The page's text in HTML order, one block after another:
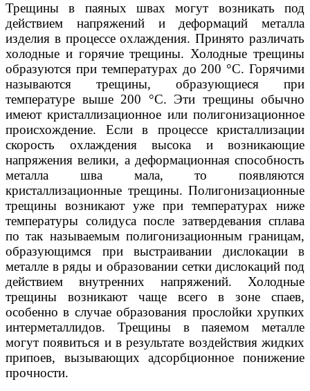
Трещины в паяных швах могут возникать под
действием напряжений и деформаций металла
изделия в процессе охлаждения. Принято различать
холодные и горячие трещины. Холодные трещины
образуются при температурах до 200 °С. Горячими
называются трещины, образующиеся при
температуре выше 200 °С. Эти трещины обычно
имеют кристаллизационное или полигонизационное
происхождение. Если в процессе кристаллизации
скорость охлаждения высока и возникающие
напряжения велики, а деформационная способность
металла шва мала, то появляются
кристаллизационные трещины. Полигонизационные
трещины возникают уже при температурах ниже
температуры солидуса после затвердевания сплава
по так называемым полигонизационным границам,
образующимся при выстраивании дислокации в
металле в ряды и образовании сетки дислокаций под
действием внутренних напряжений. Холодные
трещины возникают чаще всего в зоне спаев,
особенно в случае образования прослойки хрупких
интерметаллидов. Трещины в паяемом металле
могут появиться и в результате воздействия жидких
припоев, вызывающих адсорбционное понижение
прочности.